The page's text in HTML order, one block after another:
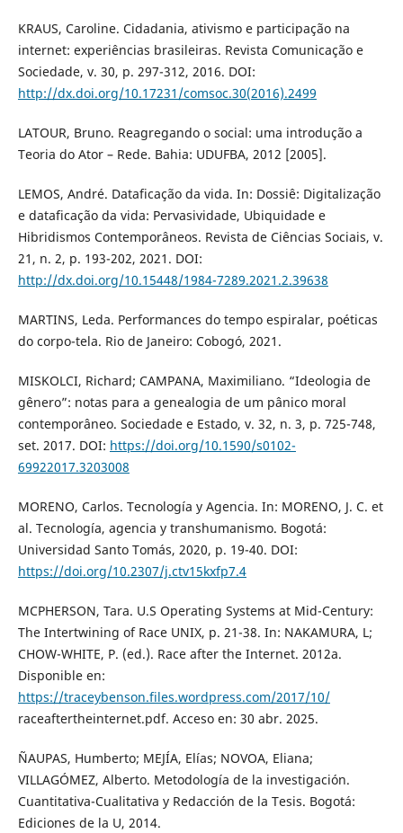
KRAUS, Caroline. Cidadania, ativismo e participação na
internet: experiências brasileiras. Revista Comunicação e
Sociedade, v. 30, p. 297-312, 2016. DOI:
http://dx.doi.org/10.17231/comsoc.30(2016).2499
LATOUR, Bruno. Reagregando o social: uma introdução a
Teoria do Ator – Rede. Bahia: UDUFBA, 2012 [2005].
LEMOS, André. Dataficação da vida. In: Dossiê: Digitalização
e dataficação da vida: Pervasividade, Ubiquidade e
Hibridismos Contemporâneos. Revista de Ciências Sociais, v.
21, n. 2, p. 193-202, 2021. DOI:
http://dx.doi.org/10.15448/1984-7289.2021.2.39638
MARTINS, Leda. Performances do tempo espiralar, poéticas
do corpo-tela. Rio de Janeiro: Cobogó, 2021.
MISKOLCI, Richard; CAMPANA, Maximiliano. “Ideologia de
gênero”: notas para a genealogia de um pânico moral
contemporâneo. Sociedade e Estado, v. 32, n. 3, p. 725-748,
set. 2017. DOI: https://doi.org/10.1590/s0102-
69922017.3203008
MORENO, Carlos. Tecnología y Agencia. In: MORENO, J. C. et
al. Tecnología, agencia y transhumanismo. Bogotá:
Universidad Santo Tomás, 2020, p. 19-40. DOI:
https://doi.org/10.2307/j.ctv15kxfp7.4
MCPHERSON, Tara. U.S Operating Systems at Mid-Century:
The Intertwining of Race UNIX, p. 21-38. In: NAKAMURA, L;
CHOW-WHITE, P. (ed.). Race after the Internet. 2012a.
Disponible en:
https://traceybenson.files.wordpress.com/2017/10/
raceaftertheinternet.pdf. Acceso en: 30 abr. 2025.
ÑAUPAS, Humberto; MEJÍA, Elías; NOVOA, Eliana;
VILLAGÓMEZ, Alberto. Metodología de la investigación.
Cuantitativa-Cualitativa y Redacción de la Tesis. Bogotá:
Ediciones de la U, 2014.